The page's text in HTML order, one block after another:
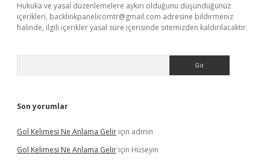
Hukuka ve yasal düzenlemelere aykırı olduğunu düşündüğünüz
içerikleri, backlinkpanelicomtr@gmail.com adresine bildirmeniz
halinde, ilgili içerikler yasal süre içerisinde sitemizden kaldırılacaktır.
Son yorumlar
Gol Kelimesi Ne Anlama Gelir için admin
Gol Kelimesi Ne Anlama Gelir için Hüseyin